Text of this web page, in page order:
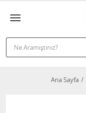
Ana Sayfa